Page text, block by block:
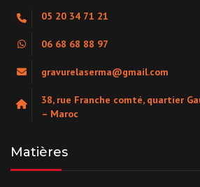
05 20 34 71 21
06 68 68 88 97
gravurelaserma@gmail.com
38, rue Franche comté, quartier
– Maroc
Matières